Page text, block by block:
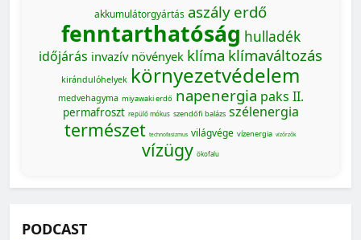
akkumulátorgyártás aszály erdő
fenntarthatóság hulladék
időjárás invazív növények klíma klímaváltozás
kirándulóhelyek környezetvédelem
medvehagyma miyawaki erdő napenergia paks II.
permafroszt repülő mókus szendőfi balázs szélenergia
természet technofasizmus világvége vízenergia vízőrzők
vízügy ökofalu
PODCAST